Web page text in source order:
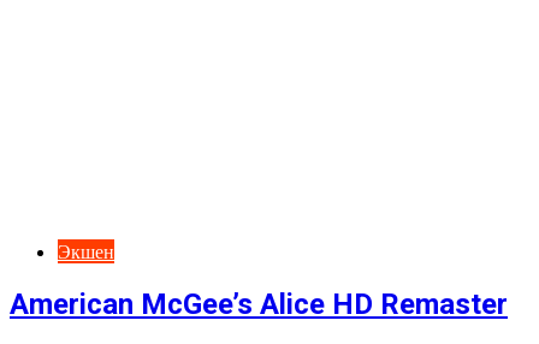
Экшен
American McGee’s Alice HD Remaster